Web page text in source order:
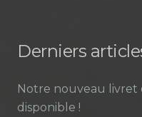
Derniers
Notre nouveau livret
disponible !